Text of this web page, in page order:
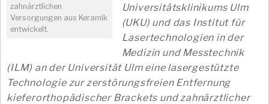
zahnärztlichen
Versorgungen aus Keramik
entwickelt.
Universitätsklinikums Ulm
(UKU) und das Institut für
Lasertechnologien in der
Medizin und Messtechnik
(ILM) an der Universität Ulm eine lasergestützte
Technologie zur zerstörungsfreien Entfernung
kieferorthopädischer Brackets und zahnärztlicher